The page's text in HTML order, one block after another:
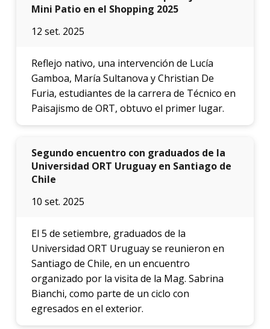
Mini Patio en el Shopping 2025
12 set. 2025
Reflejo nativo, una intervención de Lucía
Gamboa, María Sultanova y Christian De
Furia, estudiantes de la carrera de Técnico en
Paisajismo de ORT, obtuvo el primer lugar.
Segundo encuentro con graduados de la
Universidad ORT Uruguay en Santiago de
Chile
10 set. 2025
El 5 de setiembre, graduados de la
Universidad ORT Uruguay se reunieron en
Santiago de Chile, en un encuentro
organizado por la visita de la Mag. Sabrina
Bianchi, como parte de un ciclo con
egresados en el exterior.